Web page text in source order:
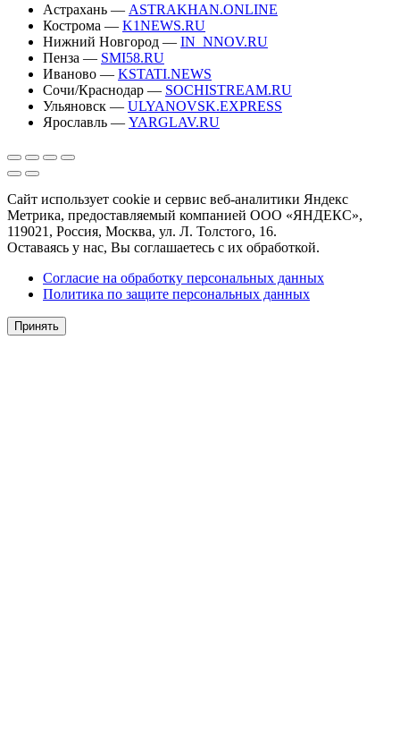
Астрахань — ASTRAKHAN.ONLINE
Кострома — K1NEWS.RU
Нижний Новгород — IN_NNOV.RU
Пенза — SMI58.RU
Иваново — KSTATI.NEWS
Сочи/Краснодар — SOCHISTREAM.RU
Ульяновск — ULYANOVSK.EXPRESS
Ярославль — YARGLAV.RU
Сайт использует cookie и сервис веб-аналитики Яндекс
Метрика, предоставляемый компанией ООО «ЯНДЕКС»,
119021, Россия, Москва, ул. Л. Толстого, 16.
Оставаясь у нас, Вы соглашаетесь с их обработкой.
Согласие на обработку персональных данных
Политика по защите персональных данных
Принять